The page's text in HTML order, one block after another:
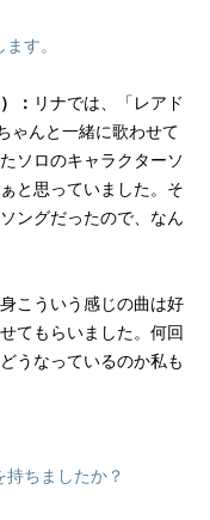
す。
： リナでは、「レアド
んと一緒に歌わせて
ソロのキャラクターソ
と思っていました。そ
ングだったので、なん
こういう感じの曲は好
てもらいました。何回
うなっているのか私も
ちましたか？